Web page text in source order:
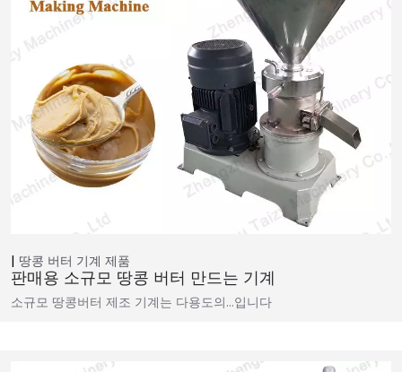
땅콩 버터 기계 제품
판매용 소규모 땅콩 버터 만드는 기계
소규모 땅콩버터 제조 기계는 다용도의…입니다